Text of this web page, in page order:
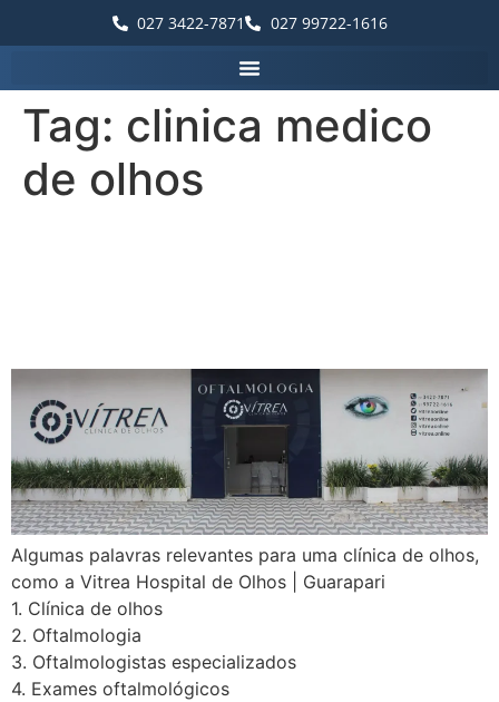
027 3422-7871 027 99722-1616
Tag: clinica medico
de olhos
Algumas palavras relevantes para uma clínica de olhos,
como a Vitrea Hospital de Olhos | Guarapari
1. Clínica de olhos
2. Oftalmologia
3. Oftalmologistas especializados
4. Exames oftalmológicos